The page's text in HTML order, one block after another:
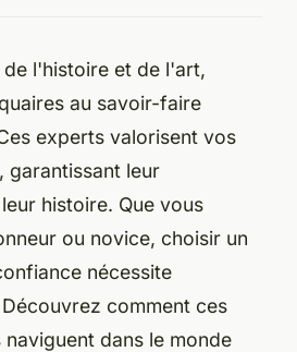
de l'histoire et de l'art,
au savoir-faire
experts valorisent vos
garantissant leur
histoire. Que vous
ou novice, choisir un
nécessite
comment ces
dans le monde